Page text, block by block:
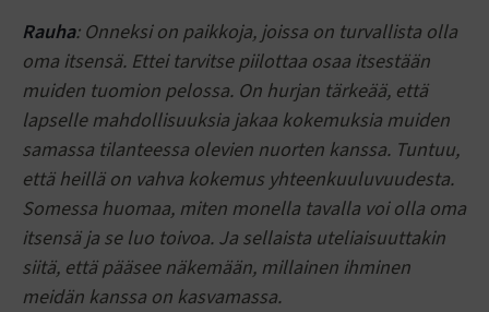
Rauha: Onneksi on paikkoja, joissa on turvallista olla
oma itsensä. Ettei tarvitse piilottaa osaa itsestään
muiden tuomion pelossa. On hurjan tärkeää, että
lapselle mahdollisuuksia jakaa kokemuksia muiden
samassa tilanteessa olevien nuorten kanssa. Tuntuu,
että heillä on vahva kokemus yhteenkuuluvuudesta.
Somessa huomaa, miten monella tavalla voi olla oma
itsensä ja se luo toivoa. Ja sellaista uteliaisuuttakin
siitä, että pääsee näkemään, millainen ihminen
meidän kanssa on kasvamassa.